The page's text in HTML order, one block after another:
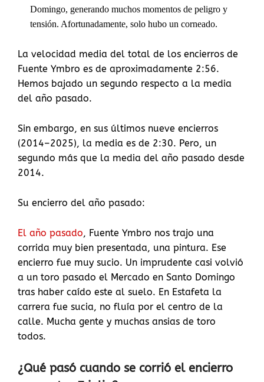
Domingo, generando muchos momentos de peligro y
tensión. Afortunadamente, solo hubo un corneado.
La velocidad media del total de los encierros de
Fuente Ymbro es de aproximadamente 2:56.
Hemos bajado un segundo respecto a la media
del año pasado.
Sin embargo, en sus últimos nueve encierros
(2014–2025), la media es de 2:30. Pero, un
segundo más que la media del año pasado desde
2014.
Su encierro del año pasado:
El año pasado, Fuente Ymbro nos trajo una
corrida muy bien presentada, una pintura. Ese
encierro fue muy sucio. Un imprudente casi volvió
a un toro pasado el Mercado en Santo Domingo
tras haber caído este al suelo. En Estafeta la
carrera fue sucia, no fluía por el centro de la
calle. Mucha gente y muchas ansias de toro
todos.
¿Qué pasó cuando se corrió el encierro